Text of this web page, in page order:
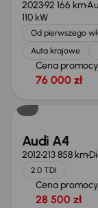
202392 166 km
110 kW
Od pierwszego
Auta krajowe
Cena
76 000 zł
Audi A4
2012213 858 km
2.0 TDI
Cena
28 500 zł